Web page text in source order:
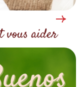
vous aider